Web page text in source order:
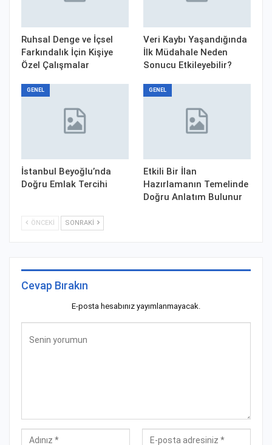
Ruhsal Denge ve İçsel
Farkındalık İçin Kişiye
Özel Çalışmalar
Veri Kaybı Yaşandığında
İlk Müdahale Neden
Sonucu Etkileyebilir?
GENEL
İstanbul Beyoğlu’nda
Doğru Emlak Tercihi
GENEL
Etkili Bir İlan
Hazırlamanın Temelinde
Doğru Anlatım Bulunur
ÖNCEKI SONRAKI
Cevap Bırakın
E-posta hesabınız yayımlanmayacak.